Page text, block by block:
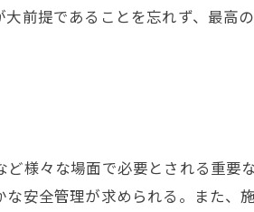
前提であることを忘れず、最高
様々な場面で必要とされる重
安全管理が求められる。また